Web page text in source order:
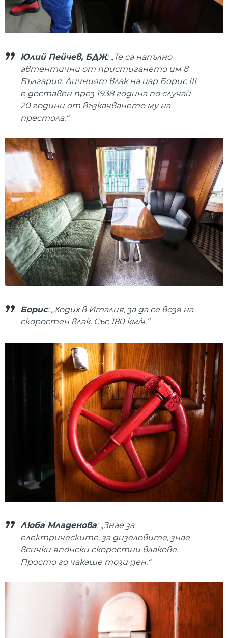
Юлий Пейчев, БДЖ: „Те са напълно
автентични от пристигането им в
България. Личният влак на цар Борис III
е доставен през 1938 година по случай
20 години от възкачването му на
престола.“
Борис: „Ходих в Италия, за да се возя на
скоростен влак. Със 180 км/ч.“
Люба Младенова: „Знае за
електрическите, за дизеловите, знае
всички японски скоростни влакове.
Просто го чакаше този ден.“